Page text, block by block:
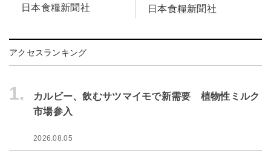
日本食糧新聞社
日本食糧新聞社
アクセスランキング
1.
カルビー、飲むサツマイモで新需要 植物性ミルク
市場参入
2026.08.05